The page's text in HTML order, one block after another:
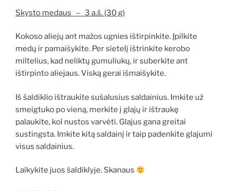
Skysto medaus – 3 a.š. (30 g)
Kokoso aliejų ant mažos ugnies ištirpinkite. Įpilkite
medų ir pamaišykite. Per sietelį ištrinkite kerobo
miltelius, kad neliktų gumuliukų, ir suberkite ant
ištirpinto aliejaus. Viską gerai išmaišykite.
Iš šaldiklio ištraukite sušalusius saldainius. Imkite už
smeigtuko po vieną, merkite į glajų ir ištraukę
palaukite, kol nustos varvėti. Glajus gana greitai
sustingsta. Imkite kitą saldainį ir taip padenkite glajumi
visus saldainius.
Laikykite juos šaldiklyje. Skanaus